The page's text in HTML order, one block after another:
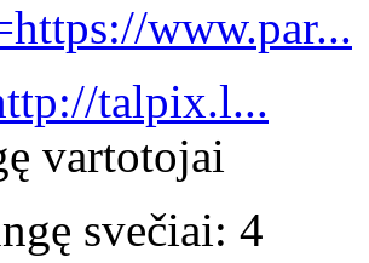
www.par...
talpix.l...
vartotojai
svečiai: 4